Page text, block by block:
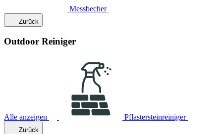
Messbecher
Zurück
Outdoor Reiniger
Alle anzeigen Pflastersteinreiniger
Zurück